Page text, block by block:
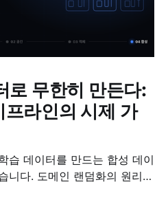
로 무한히 만든다:
라인의 시제 가
습 데이터를 만드는 합성 데이
니다. 도메인 랜덤화의 원리와